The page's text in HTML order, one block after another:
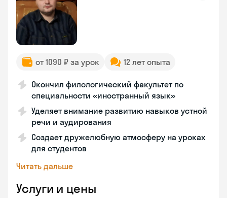
от 1090 ₽ за урок 12 лет опыта
Окончил филологический факультет по
специальности «иностранный язык»
Уделяет внимание развитию навыков устной
речи и аудирования
Создает дружелюбную атмосферу на уроках
для студентов
Читать дальше
Услуги и цены